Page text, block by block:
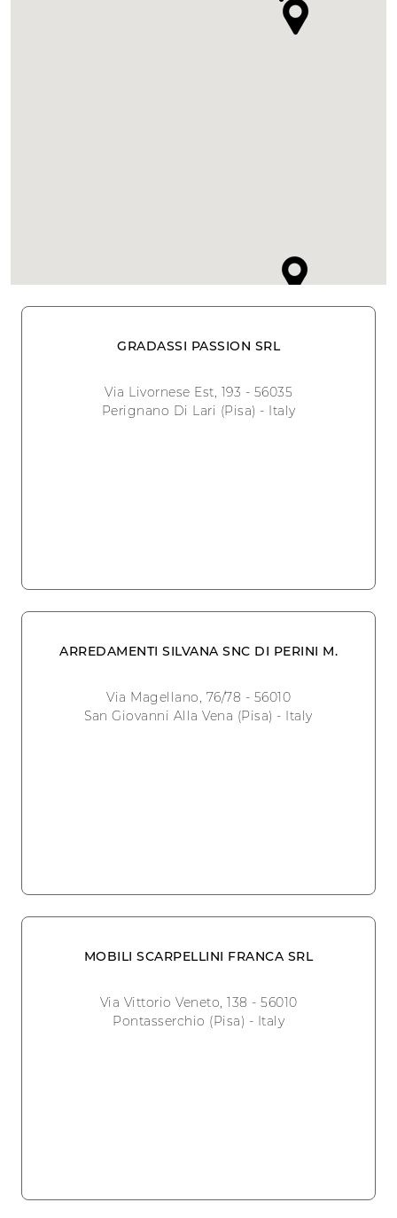
GRADASSI PASSION SRL
Via Livornese Est, 193 - 56035
Perignano Di Lari (Pisa) - Italy
ARREDAMENTI SILVANA SNC DI PERINI M.
Via Magellano, 76/78 - 56010
San Giovanni Alla Vena (Pisa) - Italy
MOBILI SCARPELLINI FRANCA SRL
Via Vittorio Veneto, 138 - 56010
Pontasserchio (Pisa) - Italy